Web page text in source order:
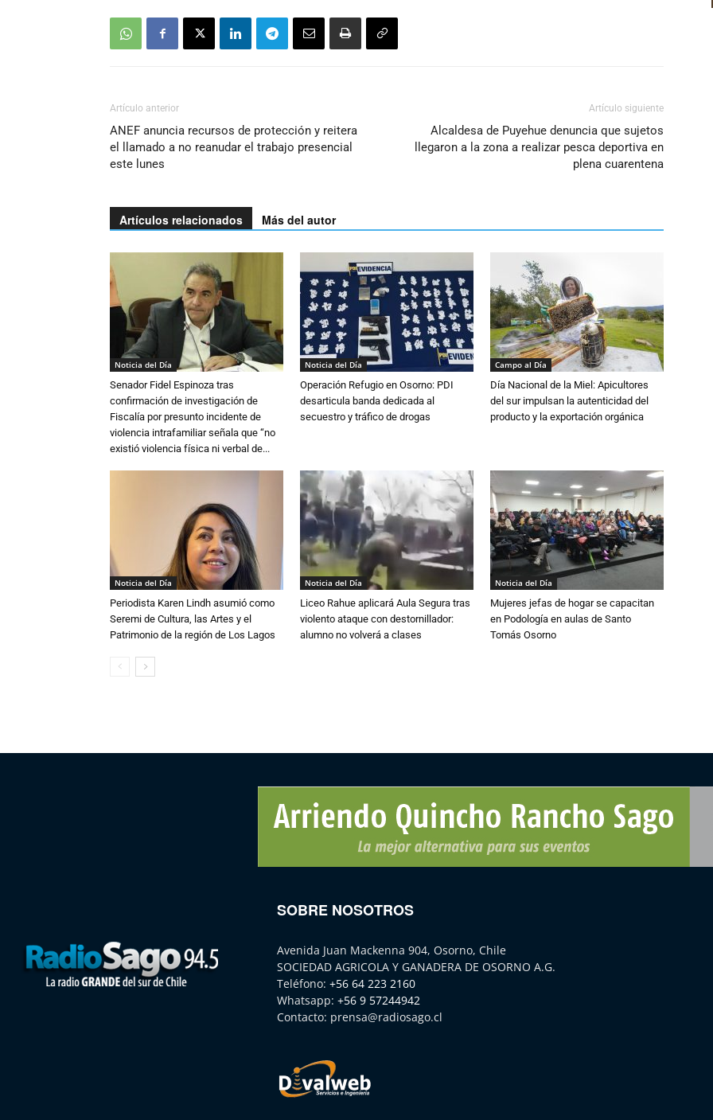
Artículo anterior
ANEF anuncia recursos de protección y reitera
el llamado a no reanudar el trabajo presencial
este lunes
Artículo siguiente
Alcaldesa de Puyehue denuncia que sujetos
llegaron a la zona a realizar pesca deportiva en
plena cuarentena
Artículos relacionados Más del autor
Noticia del Día
Senador Fidel Espinoza tras
confirmación de investigación de
Fiscalía por presunto incidente de
violencia intrafamiliar señala que “no
existió violencia física ni verbal de...
Noticia del Día
Operación Refugio en Osorno: PDI
desarticula banda dedicada al
secuestro y tráfico de drogas
Campo al Día
Día Nacional de la Miel: Apicultores
del sur impulsan la autenticidad del
producto y la exportación orgánica
Noticia del Día
Periodista Karen Lindh asumió como
Seremi de Cultura, las Artes y el
Patrimonio de la región de Los Lagos
Noticia del Día
Liceo Rahue aplicará Aula Segura tras
violento ataque con destornillador:
alumno no volverá a clases
Noticia del Día
Mujeres jefas de hogar se capacitan
en Podología en aulas de Santo
Tomás Osorno
SOBRE NOSOTROS
Avenida Juan Mackenna 904, Osorno, Chile
SOCIEDAD AGRICOLA Y GANADERA DE OSORNO A.G.
Teléfono: +56 64 223 2160
Whatsapp: +56 9 57244942
Contacto: prensa@radiosago.cl